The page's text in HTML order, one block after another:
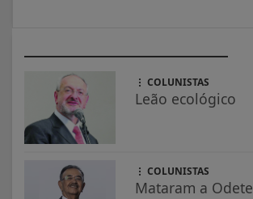
COLUNISTAS
Leão ecológico
COLUNISTAS
Mataram a Odete